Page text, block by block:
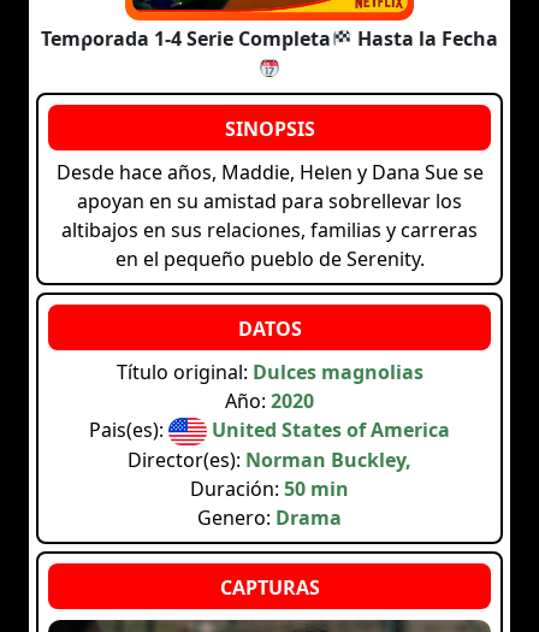
Temporada 1-4 Serie Completa Hasta la Fecha
Desde hace años, Maddie, Helen y Dana Sue se
apoyan en su amistad para sobrellevar los
altibajos en sus relaciones, familias y carreras
en el pequeño pueblo de Serenity.
Título original: Dulces magnolias
Año: 2020
Pais(es):
United States of America
Director(es): Norman Buckley,
Duración: 50 min
Genero: Drama